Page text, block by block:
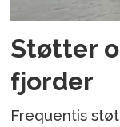
Støtter
fjorder
Frequentis